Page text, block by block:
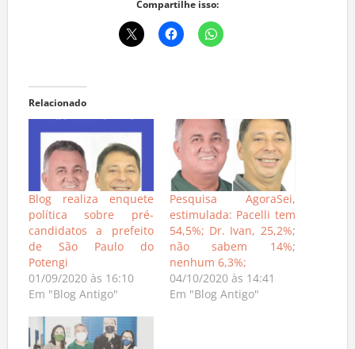
Compartilhe isso:
Relacionado
Blog realiza enquete
política sobre pré-
candidatos a prefeito
de São Paulo do
Potengi
01/09/2020 às 16:10
Em "Blog Antigo"
Pesquisa AgoraSei,
estimulada: Pacelli tem
54,5%; Dr. Ivan, 25,2%;
não sabem 14%;
nenhum 6,3%;
04/10/2020 às 14:41
Em "Blog Antigo"